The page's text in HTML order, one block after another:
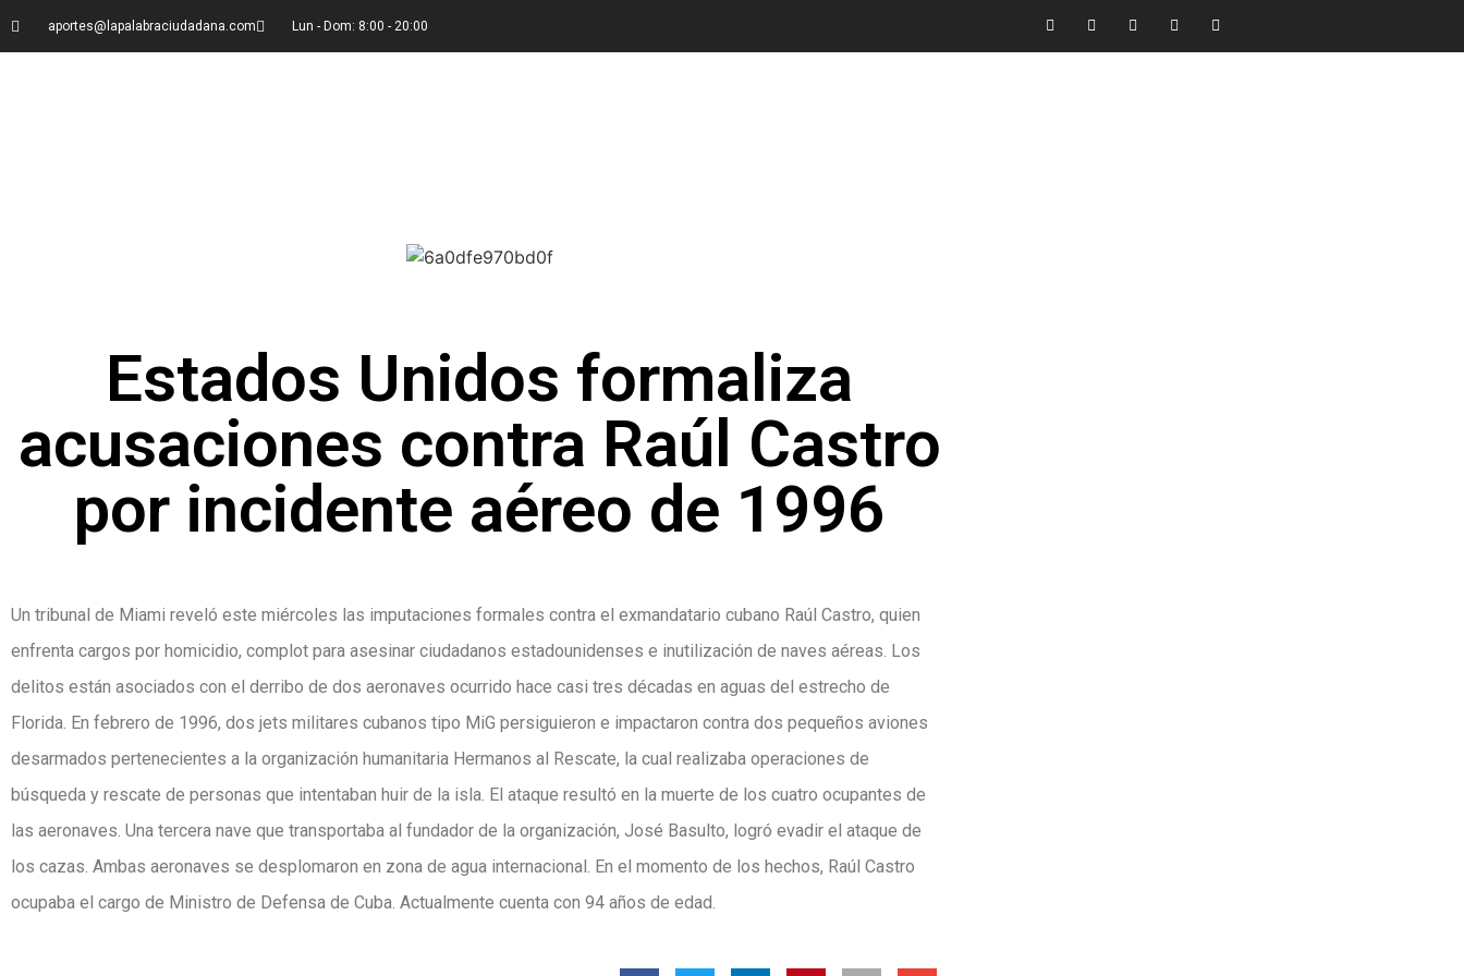
aportes@lapalabraciudadana.com Lun - Dom: 8:00 - 20:00
Estados Unidos formaliza
acusaciones contra Raúl Castro
por incidente aéreo de 1996
Un tribunal de Miami reveló este miércoles las imputaciones formales contra el exmandatario cubano Raúl Castro, quien
enfrenta cargos por homicidio, complot para asesinar ciudadanos estadounidenses e inutilización de naves aéreas. Los
delitos están asociados con el derribo de dos aeronaves ocurrido hace casi tres décadas en aguas del estrecho de
Florida. En febrero de 1996, dos jets militares cubanos tipo MiG persiguieron e impactaron contra dos pequeños aviones
desarmados pertenecientes a la organización humanitaria Hermanos al Rescate, la cual realizaba operaciones de
búsqueda y rescate de personas que intentaban huir de la isla. El ataque resultó en la muerte de los cuatro ocupantes de
las aeronaves. Una tercera nave que transportaba al fundador de la organización, José Basulto, logró evadir el ataque de
los cazas. Ambas aeronaves se desplomaron en zona de agua internacional. En el momento de los hechos, Raúl Castro
ocupaba el cargo de Ministro de Defensa de Cuba. Actualmente cuenta con 94 años de edad.